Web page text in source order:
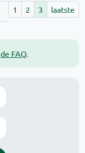
de FAQ.
1 2 3 laatste